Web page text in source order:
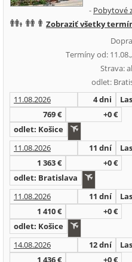
- Pobytové
Zobraziť všetky
Termíny od:
Strava:
odlet:
11.08.2026
4 dni
769 €
+0 €
odlet: Košice
11.08.2026
11 dní
1 363 €
+0 €
odlet: Bratislava
11.08.2026
11 dní
1 410 €
+0 €
odlet: Košice
14.08.2026
12 dní
1 436 €
+0 €